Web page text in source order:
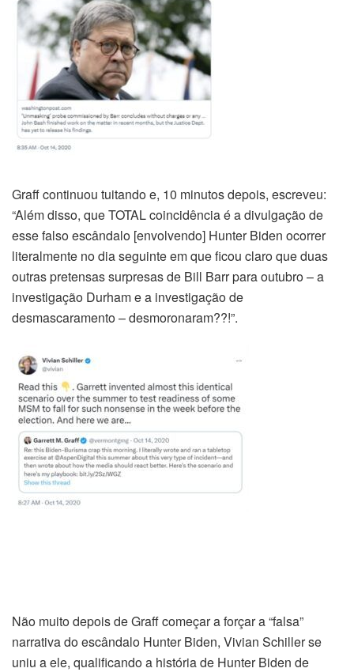
Graff continuou tuitando e, 10 minutos depois, escreveu:
“Além disso, que TOTAL coincidência é a divulgação de
esse falso escândalo [envolvendo] Hunter Biden ocorrer
literalmente no dia seguinte em que ficou claro que duas
outras pretensas surpresas de Bill Barr para outubro – a
investigação Durham e a investigação de
desmascaramento – desmoronaram??!”.
Não muito depois de Graff começar a forçar a “falsa”
narrativa do escândalo Hunter Biden, Vivian Schiller se
uniu a ele, qualificando a história de Hunter Biden de